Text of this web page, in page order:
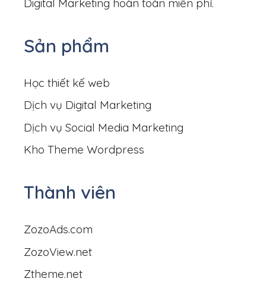
Digital Marketing hoàn toàn miễn phí.
Sản phẩm
Học thiết kế web
Dịch vụ Digital Marketing
Dịch vụ Social Media Marketing
Kho Theme Wordpress
Thành viên
ZozoAds.com
ZozoView.net
Ztheme.net